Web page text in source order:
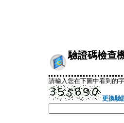
驗證碼檢查
請輸入您在下圖中看到的
更換驗